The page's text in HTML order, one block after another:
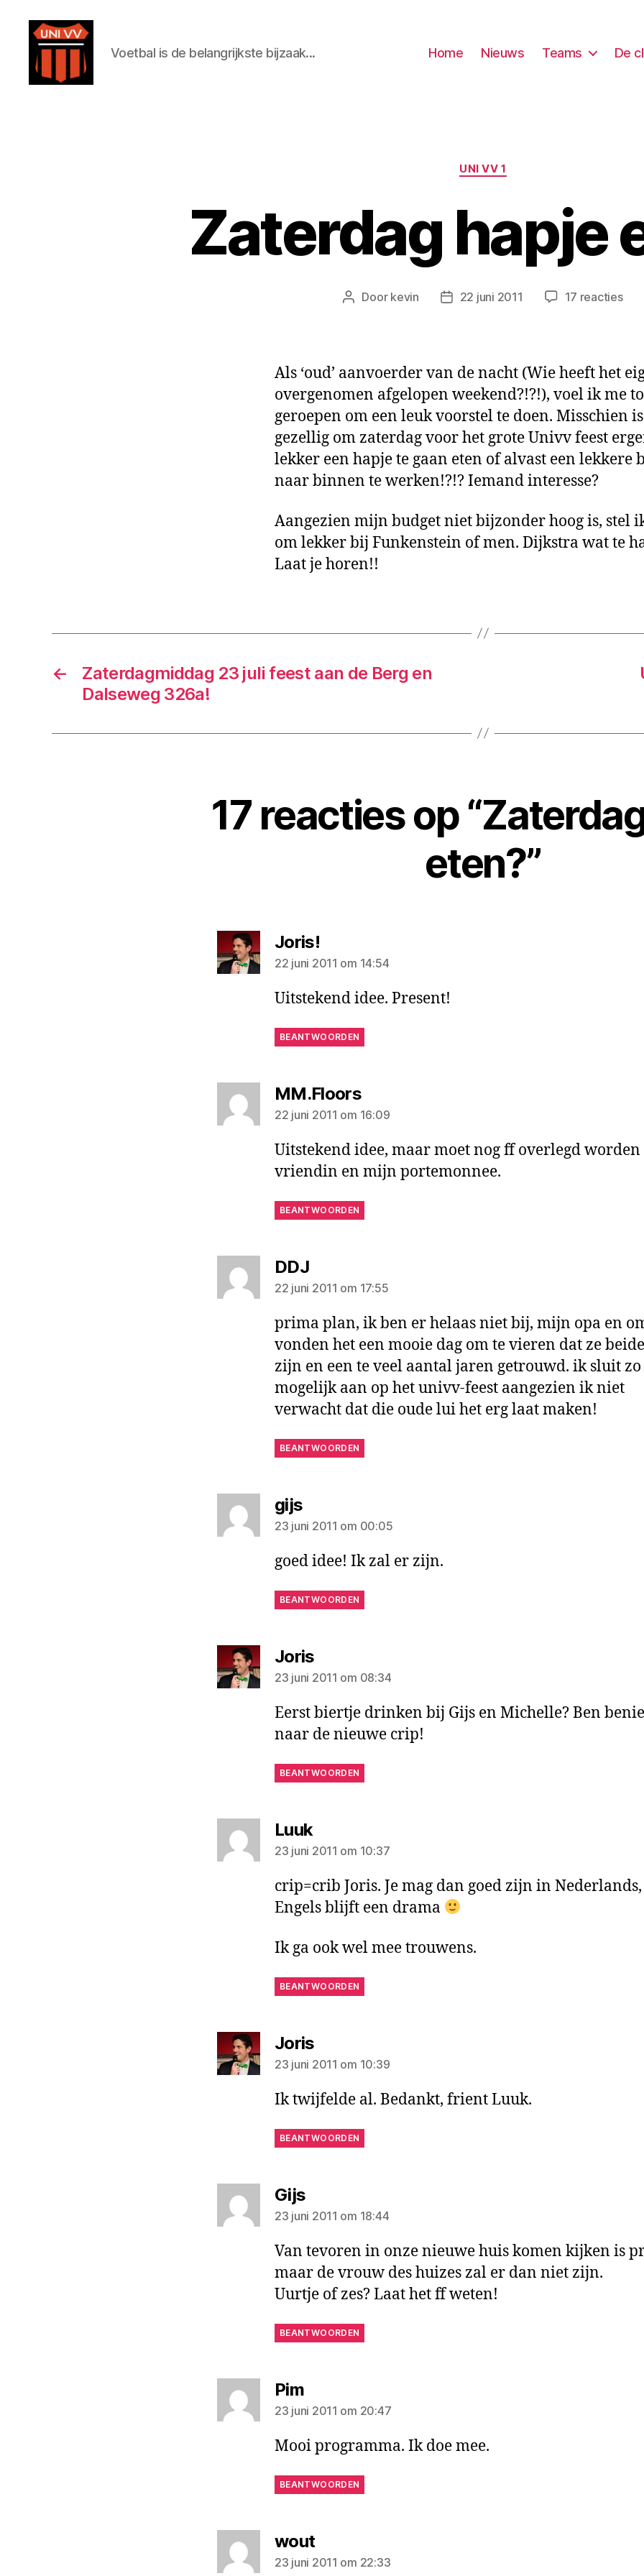
Voetbal is de belangrijkste bijzaak... Home Nieuws Teams De
Categorieën
UNI VV 1
Zaterdag hapje
Berichtauteur
Door kevin Berichtdatum
22 juni 2011 17 reactiesop
Als ‘oud’ aanvoerder van de nacht (Wie heeft het
overgenomen afgelopen weekend?!?!), voel ik me
geroepen om een leuk voorstel te doen. Misschien
gezellig om zaterdag voor het grote Univv feest
lekker een hapje te gaan eten of alvast een lekkere
naar binnen te werken!?!? Iemand interesse?
Aangezien mijn budget niet bijzonder hoog is, stel
om lekker bij Funkenstein of men. Dijkstra wat te
Laat je horen!!
←
Zaterdagmiddag 23 juli feest aan de Berg en
Dalseweg 326a!
17 reacties op
eten?”
Joris!
22 juni 2011 om 14:54
Uitstekend idee. Present!
BEANTWOORDEN
MM.Floorszegt:
22 juni 2011 om 16:09
Uitstekend idee, maar moet nog ff overlegd worden
vriendin en mijn portemonnee.
BEANTWOORDEN
DDJzegt:
22 juni 2011 om 17:55
prima plan, ik ben er helaas niet bij, mijn opa en
vonden het een mooie dag om te vieren dat ze
zijn en een te veel aantal jaren getrouwd. ik sluit
mogelijk aan op het univv-feest aangezien ik niet
verwacht dat die oude lui het erg laat maken!
BEANTWOORDEN
gijszegt:
23 juni 2011 om 00:05
goed idee! Ik zal er zijn.
BEANTWOORDEN
Joriszegt:
23 juni 2011 om 08:34
Eerst biertje drinken bij Gijs en Michelle? Ben
naar de nieuwe crip!
BEANTWOORDEN
Luukzegt:
23 juni 2011 om 10:37
crip=crib Joris. Je mag dan goed zijn in Nederlands,
Engels blijft een drama
Ik ga ook wel mee trouwens.
BEANTWOORDEN
Joriszegt:
23 juni 2011 om 10:39
Ik twijfelde al. Bedankt, frient Luuk.
BEANTWOORDEN
Gijszegt:
23 juni 2011 om 18:44
Van tevoren in onze nieuwe huis komen kijken is
maar de vrouw des huizes zal er dan niet zijn.
Uurtje of zes? Laat het ff weten!
BEANTWOORDEN
Pimzegt:
23 juni 2011 om 20:47
Mooi programma. Ik doe mee.
BEANTWOORDEN
woutzegt:
23 juni 2011 om 22:33